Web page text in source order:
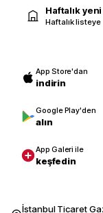
Haftalık
Haftalık listeye
App Store'dan
indirin
Google Play'den
alın
App Galeri ile
keşfedin
İstanbul Ticaret